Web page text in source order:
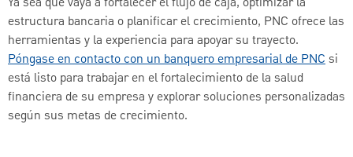
estructura bancaria o planificar el crecimiento, PNC ofrece las
herramientas y la experiencia para apoyar su trayecto.
Póngase en contacto con un banquero empresarial de PNCsi
está listo para trabajar en el fortalecimiento de la salud
financiera de su empresa y explorar soluciones personalizadas
según sus metas de crecimiento.